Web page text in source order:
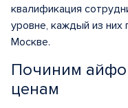
квалификация
уровне, каждый из них
Москве.
Починим
ценам